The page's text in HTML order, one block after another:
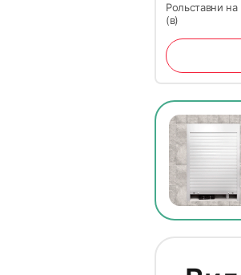
Рольставни
(в)